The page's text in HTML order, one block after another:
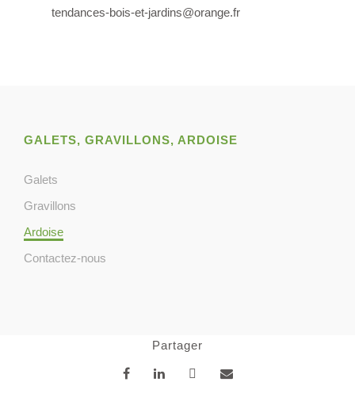
tendances-bois-et-jardins@orange.fr
GALETS, GRAVILLONS, ARDOISE
Galets
Gravillons
Ardoise
Contactez-nous
Partager